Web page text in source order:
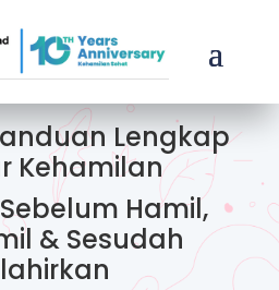
Lengkap
Kehamilan
Hamil,
& Sesudah